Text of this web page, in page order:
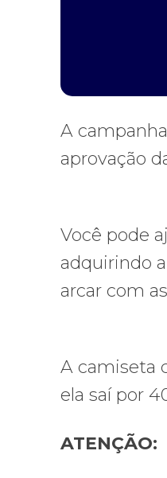
A
aprovação
Você pode
adquirindo
arcar com
A camiseta
ela saí por
ATENÇÃO: